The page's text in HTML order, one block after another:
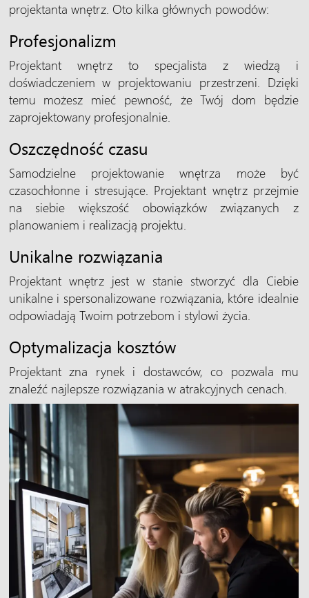
projektanta wnętrz. Oto kilka głównych powodów:
Profesjonalizm
Projektant wnętrz to specjalista z wiedzą i
doświadczeniem w projektowaniu przestrzeni. Dzięki
temu możesz mieć pewność, że Twój dom będzie
zaprojektowany profesjonalnie.
Oszczędność czasu
Samodzielne projektowanie wnętrza może być
czasochłonne i stresujące. Projektant wnętrz przejmie
na siebie większość obowiązków związanych z
planowaniem i realizacją projektu.
Unikalne rozwiązania
Projektant wnętrz jest w stanie stworzyć dla Ciebie
unikalne i spersonalizowane rozwiązania, które idealnie
odpowiadają Twoim potrzebom i stylowi życia.
Optymalizacja kosztów
Projektant zna rynek i dostawców, co pozwala mu
znaleźć najlepsze rozwiązania w atrakcyjnych cenach.